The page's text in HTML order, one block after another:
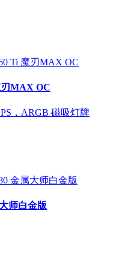
刃MAX OC
，ARGB 磁吸灯牌
师白金版